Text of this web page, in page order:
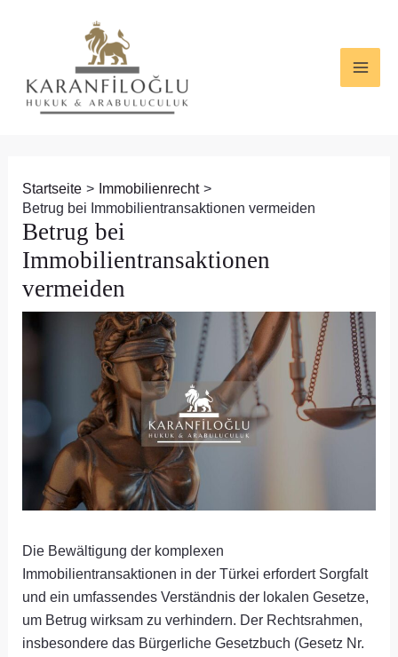
Startseite
Immobilienrecht
Betrug bei Immobilientransaktionen vermeiden
Betrug bei
Immobilientransaktionen
vermeiden
Die Bewältigung der komplexen
Immobilientransaktionen in der Türkei erfordert Sorgfalt
und ein umfassendes Verständnis der lokalen Gesetze,
um Betrug wirksam zu verhindern. Der Rechtsrahmen,
insbesondere das Bürgerliche Gesetzbuch (Gesetz Nr.